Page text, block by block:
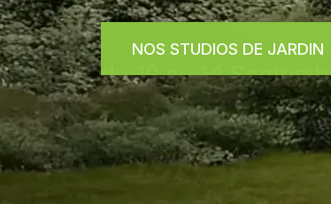
NOS STUDIOS DE JARDIN